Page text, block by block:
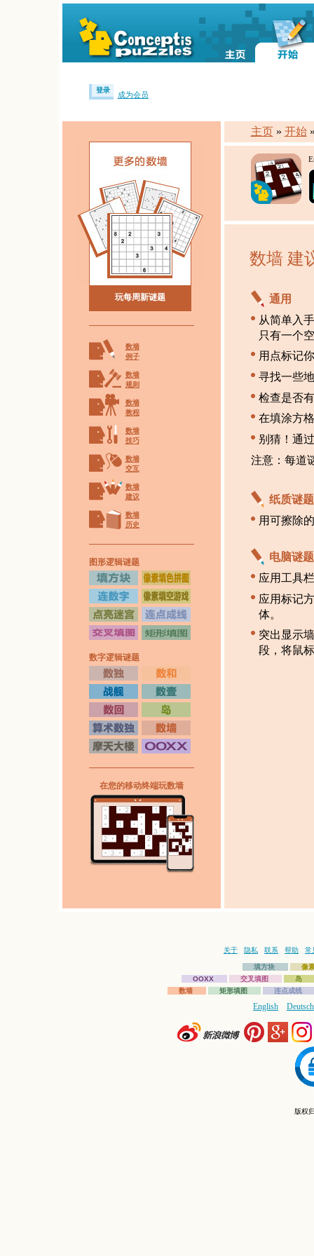
登录
成为会员
玩每周新谜题
数墙
例子
数墙
规则
数墙
教程
数墙
技巧
数墙
交互
数墙
建议
数墙
历史
图形逻辑谜题
数字逻辑谜题
在您的移动终端玩数墙
主页 » 开始
数墙 建
通用
从简单入
只有一个
用点标记
寻找一些
检查是否
在填涂方
别猜！通
注意：每道
纸质谜题
用可擦除
电脑谜题
应用工具
应用标记
体。
突出显示
段，将鼠
关于 隐私 联系 帮助 常
填方块
像
OOXX
交叉填图
岛
数墙
矩形填图 连点成线
English Deutsch
版权